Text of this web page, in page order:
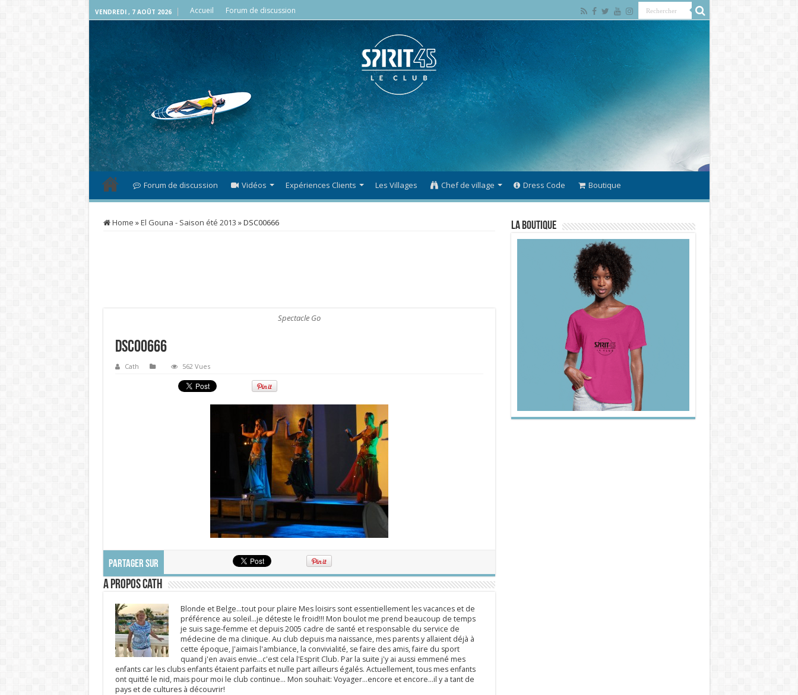
VENDREDI , 7 AOÛT 2026 Accueil Forum de discussion
Forum de discussion Vidéos Expériences Clients Les Villages Chef de village Dress Code Boutique
Home »El Gouna - Saison été 2013 »DSC00666
Spectacle Go
DSC00666
Cath 562 Vues
PARTAGER SUR
A propos Cath
Blonde et Belge...tout pour plaire Mes loisirs sont essentiellement les vacances et de
préférence au soleil...je déteste le froid!!! Mon boulot me prend beaucoup de temps
je suis sage-femme et depuis 2005 cadre de santé et responsable du service de
médecine de ma clinique. Au club depuis ma naissance, mes parents y allaient déjà à
cette époque, J'aimais l'ambiance, la convivialité, se faire des amis, faire du sport
quand j'en avais envie...c'est cela l'Esprit Club. Par la suite j'y ai aussi emmené mes
enfants car les clubs enfants étaient parfaits et nulle part ailleurs égalés. Actuellement, tous mes enfants
ont quitté le nid, mais pour moi le club continue... Mon souhait: Voyager...encore et encore...il y a tant de
pays et de cultures à découvrir!
La Boutique